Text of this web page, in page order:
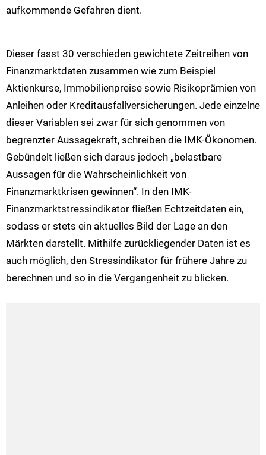
aufkommende Gefahren dient.
Dieser fasst 30 verschieden gewichtete Zeitreihen von
Finanzmarktdaten zusammen wie zum Beispiel
Aktienkurse, Immobilienpreise sowie Risikoprämien von
Anleihen oder Kreditausfallversicherungen. Jede einzelne
dieser Variablen sei zwar für sich genommen von
begrenzter Aussagekraft, schreiben die IMK-Ökonomen.
Gebündelt ließen sich daraus jedoch „belastbare
Aussagen für die Wahrscheinlichkeit von
Finanzmarktkrisen gewinnen“. In den IMK-
Finanzmarktstressindikator fließen Echtzeitdaten ein,
sodass er stets ein aktuelles Bild der Lage an den
Märkten darstellt. Mithilfe zurückliegender Daten ist es
auch möglich, den Stressindikator für frühere Jahre zu
berechnen und so in die Vergangenheit zu blicken.